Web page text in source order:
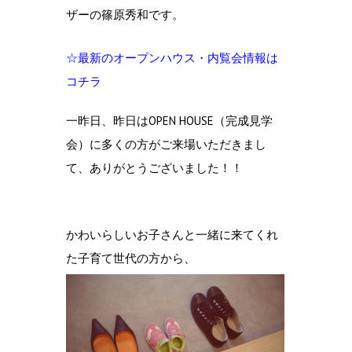
ザーの篠原秀和です。
☆最新のオープンハウス・内覧会情報は
コチラ
一昨日、昨日はOPEN HOUSE（完成見学
会）に多くの方がご来場いただきまし
て、ありがとうございました！！
かわいらしいお子さんと一緒に来てくれ
た子育て世代の方から、